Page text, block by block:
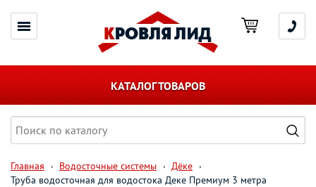
КАТАЛОГ ТОВАРОВ
Главная Водосточные системы
Дёке
Труба водосточная для водостока Деке Премиум 3 метра